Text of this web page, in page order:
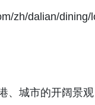
zh/dalian/
、城市的开阔景